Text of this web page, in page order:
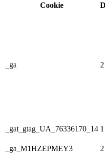
Cookie
_ga
_gat_gtag_UA_76336170_14
_ga_M1HZEPMEY3